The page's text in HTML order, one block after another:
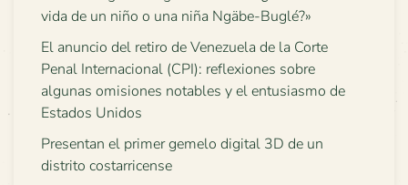
vida de un niño o una niña Ngäbe-Buglé?»
El anuncio del retiro de Venezuela de la Corte
Penal Internacional (CPI): reflexiones sobre
algunas omisiones notables y el entusiasmo de
Estados Unidos
Presentan el primer gemelo digital 3D de un
distrito costarricense